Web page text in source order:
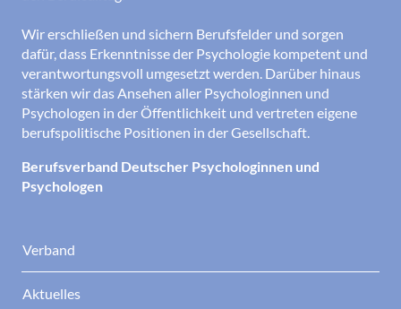
Wir erschließen und sichern Berufsfelder und sorgen
dafür, dass Erkenntnisse der Psychologie kompetent und
verantwortungsvoll umgesetzt werden. Darüber hinaus
stärken wir das Ansehen aller Psychologinnen und
Psychologen in der Öffentlichkeit und vertreten eigene
berufspolitische Positionen in der Gesellschaft.
Berufsverband Deutscher Psychologinnen und
Psychologen
Verband
Aktuelles